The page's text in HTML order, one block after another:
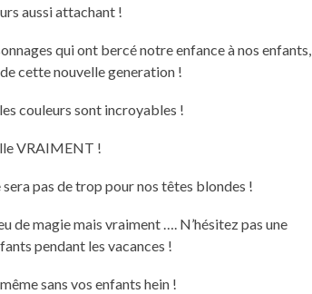
aussi attachant !
qui ont bercé notre enfance à nos enfants,
cette nouvelle generation !
couleurs sont incroyables !
VRAIMENT !
pas de trop pour nos têtes blondes !
de magie mais vraiment …. N’hésitez pas une
pendant les vacances !
sans vos enfants hein !